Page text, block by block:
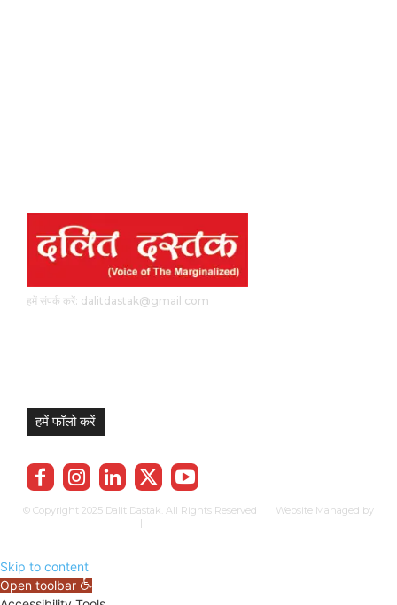
हमें संपर्क करें: dalitdastak@gmail.com
हमें फॉलो करें
© Copyright 2025 Dalit Dastak. All Rights Reserved | Website Managed by
|
Skip to content
Open toolbar